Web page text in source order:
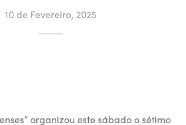
10 de Fevereiro, 2025
organizou este sábado o sétimo